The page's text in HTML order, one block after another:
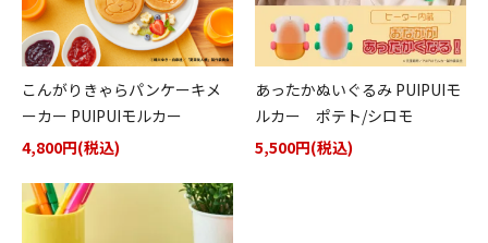
こんがりきゃらパンケーキメ
ーカー PUIPUIモルカー
4,800円(税込)
あったかぬいぐるみ PUIPUIモ
ルカー ポテト/シロモ
5,500円(税込)